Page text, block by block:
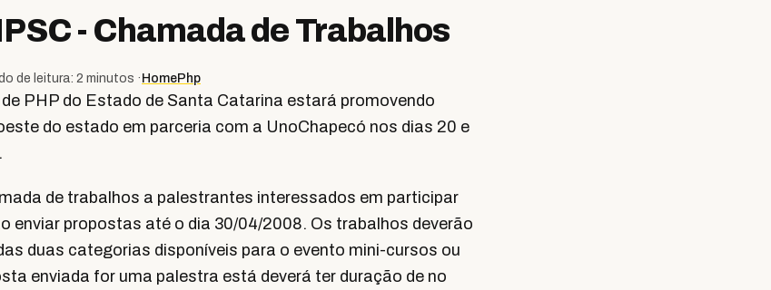
- Chamada de Trabalhos
de leitura: 2 minutos · HomePhp
PHP do Estado de Santa Catarina estará promovendo
do estado em parceria com a UnoChapecó nos dias 20 e
de trabalhos a palestrantes interessados em participar
enviar propostas até o dia 30/04/2008. Os trabalhos deverão
duas categorias disponíveis para o evento mini-cursos ou
enviada for uma palestra está deverá ter duração de no